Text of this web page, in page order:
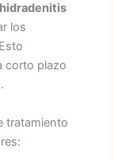
los
corto plazo
tratamiento